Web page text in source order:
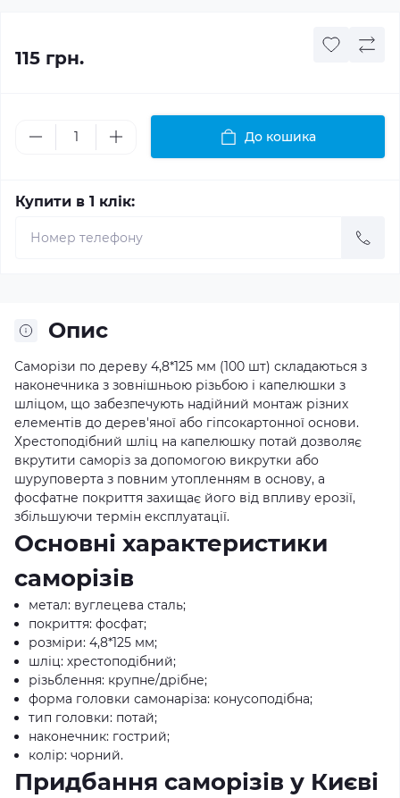
115 грн.
До кошика
Купити в 1 клік:
Опис
Саморізи по дереву 4,8*125 мм (100 шт) складаються з
наконечника з зовнішньою різьбою і капелюшки з
шліцом, що забезпечують надійний монтаж різних
елементів до дерев'яної або гіпсокартонної основи.
Хрестоподібний шліц на капелюшку потай дозволяє
вкрутити саморіз за допомогою викрутки або
шуруповерта з повним утопленням в основу, а
фосфатне покриття захищає його від впливу ерозії,
збільшуючи термін експлуатації.
Основні характеристики
саморізів
метал: вуглецева сталь;
покриття: фосфат;
розміри: 4,8*125 мм;
шліц: хрестоподібний;
різьблення: крупне/дрібне;
форма головки самонаріза: конусоподібна;
тип головки: потай;
наконечник: гострий;
колір: чорний.
Придбання саморізів у Києві